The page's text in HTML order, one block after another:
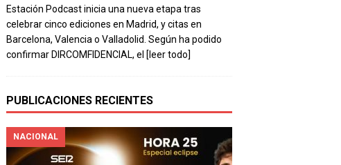
Estación Podcast inicia una nueva etapa tras
celebrar cinco ediciones en Madrid, y citas en
Barcelona, Valencia o Valladolid. Según ha podido
confirmar DIRCOMFIDENCIAL, el [leer todo]
PUBLICACIONES RECIENTES
NACIONAL